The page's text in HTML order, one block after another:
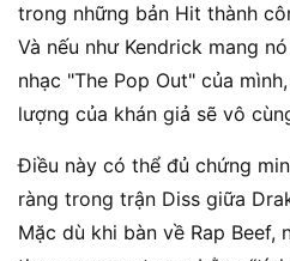
trong những bản Hit thành
Và nếu như Kendrick mang
nhạc "The Pop Out" của
lượng của khán giả sẽ vô
Điều này có thể đủ chứng
ràng trong trận Diss giữa
Mặc dù khi bàn về Rap Beef,